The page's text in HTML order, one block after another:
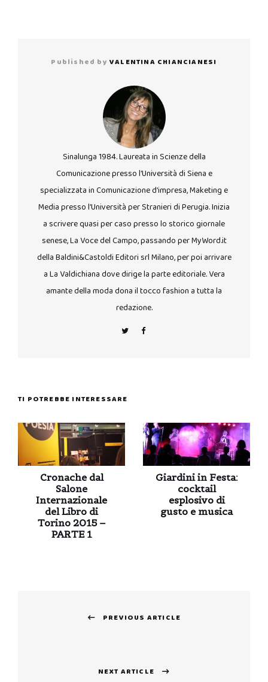
Published by VALENTINA CHIANCIANESI
Sinalunga 1984. Laureata in Scienze della
Comunicazione presso l’Università di Siena e
specializzata in Comunicazione d’impresa, Maketing e
Media presso l’Università per Stranieri di Perugia. Inizia
a scrivere quasi per caso presso lo storico giornale
senese, La Voce del Campo, passando per MyWord.it
della Baldini&Castoldi Editori srl Milano, per poi arrivare
a La Valdichiana dove dirige la parte editoriale. Vera
amante della moda dona il tocco fashion a tutta la
redazione.
TI POTREBBE INTERESSARE
Cronache dal
Salone
Internazionale
del Libro di
Torino 2015 –
PARTE 1
Giardini in Festa:
cocktail
esplosivo di
gusto e musica
PREVIOUS ARTICLE
NEXT ARTICLE